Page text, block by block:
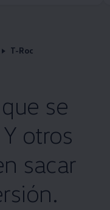
T-Roc
se
otros
sacar